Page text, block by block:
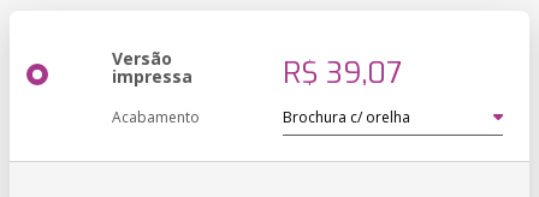
Versão
impressa R$ 39,07
Acabamento